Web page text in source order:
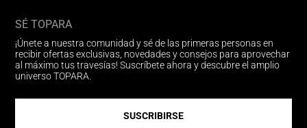
SÉ TOPARA
¡Únete a nuestra comunidad y sé de las primeras personas en
recibir ofertas exclusivas, novedades y consejos para aprovechar
al máximo tus travesías! Suscríbete ahora y descubre el amplio
universo TOPARA.
SUSCRIBIRSE